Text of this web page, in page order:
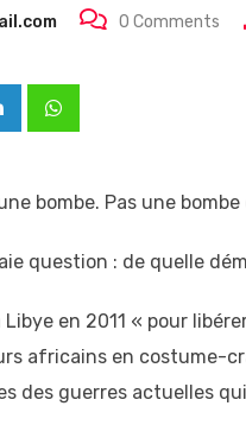
0 Comments
LinkedInWhatsapp
bombe. Pas une
question : de quelle
Libye en 2011 « pour
africains en costume-
des guerres actuelles